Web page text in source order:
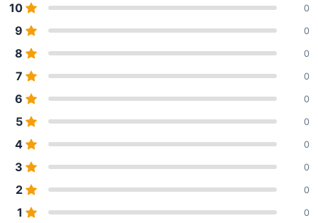
10 0
9 0
8 0
7 0
6 0
5 0
4 0
3 0
2 0
1 0